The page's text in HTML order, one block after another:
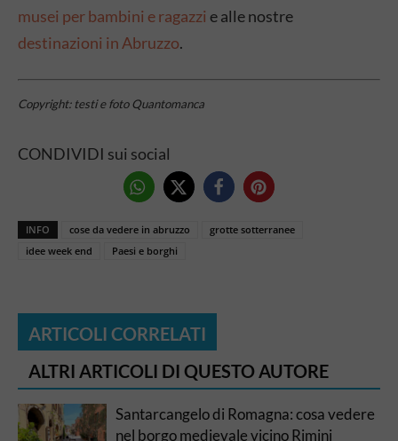
musei per bambini e ragazzi e alle nostre
destinazioni in Abruzzo.
Copyright: testi e foto Quantomanca
CONDIVIDI sui social
INFO cose da vedere in abruzzo
grotte sotterranee
idee week end
Paesi e borghi
ARTICOLI CORRELATI
ALTRI ARTICOLI DI QUESTO AUTORE
Santarcangelo di Romagna: cosa vedere
nel borgo medievale vicino Rimini